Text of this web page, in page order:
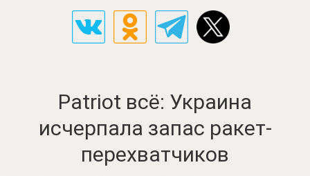
Patriot всё: Украина
исчерпала запас ракет-
перехватчиков